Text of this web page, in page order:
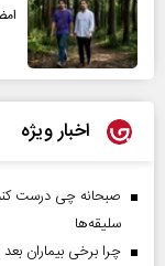
اخبار ویژه
سلیقه‌ها
چرا برخی بیماران بعد